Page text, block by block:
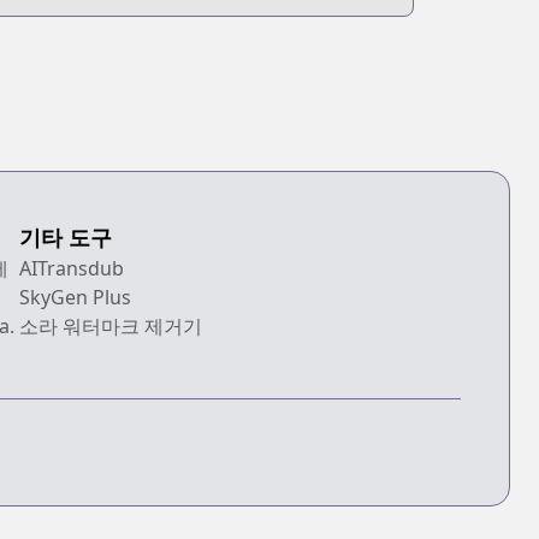
기타 도구
AITransdub
SkyGen Plus
소라 워터마크 제거기